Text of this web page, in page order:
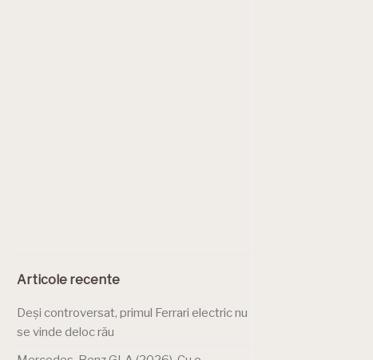
Articole recente
Deși controversat, primul Ferrari electric nu
se vinde deloc rău